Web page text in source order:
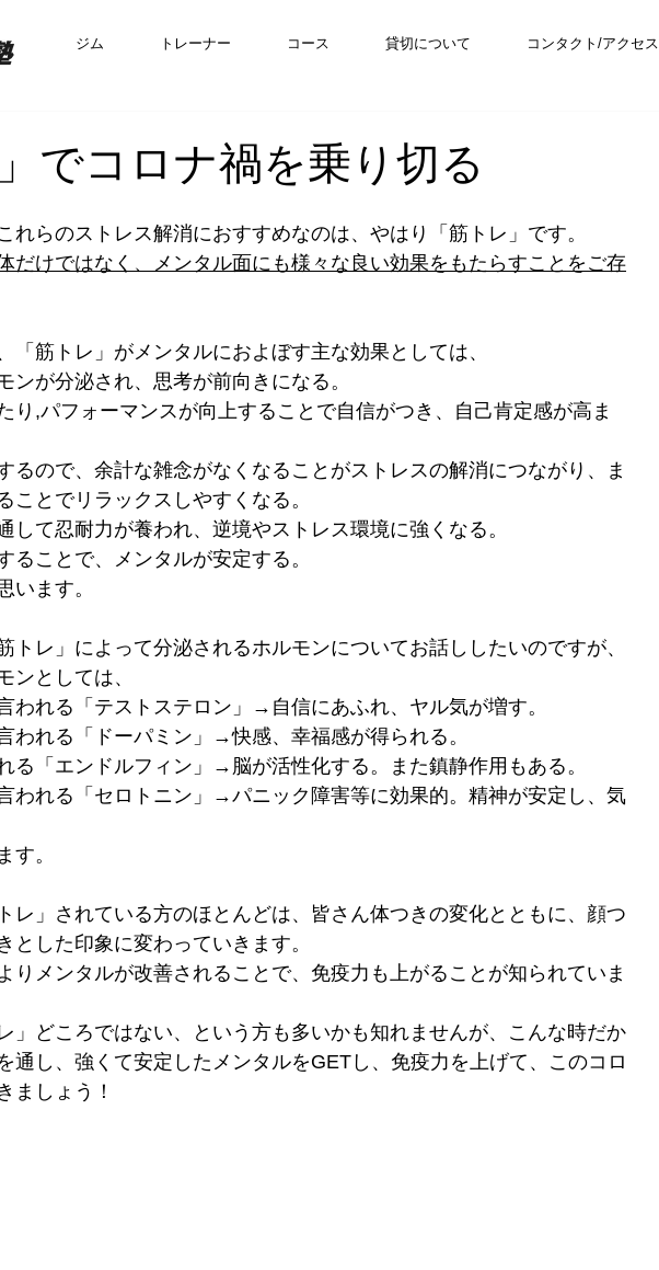
ジム トレーナー コース 貸切について コンタクト/アクセス
でコロナ禍を乗り切る
れらのストレス解消におすすめなのは、やはり「筋トレ」です。
だけではなく、メンタル面にも様々な良い効果をもたらすことをご存
「筋トレ」がメンタルにおよぼす主な効果としては、
ンが分泌され、思考が前向きになる。
り,パフォーマンスが向上することで自信がつき、自己肯定感が高ま
るので、余計な雑念がなくなることがストレスの解消につながり、ま
ことでリラックスしやすくなる。
して忍耐力が養われ、逆境やストレス環境に強くなる。
ることで、メンタルが安定する。
います。
レ」によって分泌されるホルモンについてお話ししたいのですが、
ンとしては、
われる「テストステロン」→自信にあふれ、ヤル気が増す。
われる「ドーパミン」→快感、幸福感が得られる。
る「エンドルフィン」→脳が活性化する。また鎮静作用もある。
われる「セロトニン」→パニック障害等に効果的。精神が安定し、気
す。
レ」されている方のほとんどは、皆さん体つきの変化とともに、顔つ
とした印象に変わっていきます。
りメンタルが改善されることで、免疫力も上がることが知られていま
」どころではない、という方も多いかも知れませんが、こんな時だか
通し、強くて安定したメンタルをGETし、免疫力を上げて、このコロ
ましょう！